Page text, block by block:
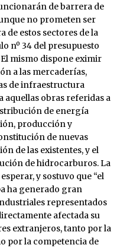
de barrera de
no prometen ser
de estos sectores de la
nº 34 del presupuesto
mismo dispone eximir
a las mercaderías,
de infraestructura
aquellas obras referidas a
de energía
producción y
de nuevas
de las existentes, y el
de hidrocarburos. La
y sostuvo que “el
ha generado gran
representados
afectada su
extranjeros, tanto por la
por la competencia de